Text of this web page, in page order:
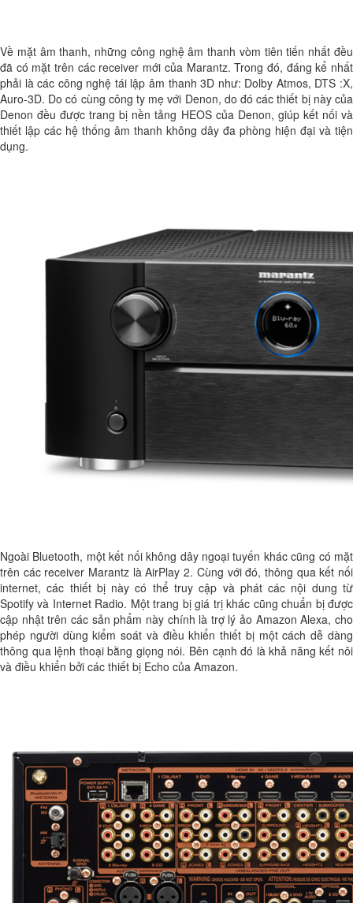
Về mặt âm thanh, những công nghệ âm thanh vòm tiên tiến nhất đều
đã có mặt trên các receiver mới của Marantz. Trong đó, đáng kể nhất
phải là các công nghệ tái lập âm thanh 3D như: Dolby Atmos, DTS :X,
Auro-3D. Do có cùng công ty mẹ với Denon, do đó các thiết bị này của
Denon đều được trang bị nền tảng HEOS của Denon, giúp kết nối và
thiết lập các hệ thống âm thanh không dây đa phòng hiện đại và tiện
dụng.
Ngoài Bluetooth, một kết nối không dây ngoại tuyến khác cũng có mặt
trên các receiver Marantz là AirPlay 2. Cùng với đó, thông qua kết nối
internet, các thiết bị này có thể truy cập và phát các nội dung từ
Spotify và Internet Radio. Một trang bị giá trị khác cũng chuẩn bị được
cập nhật trên các sản phẩm này chính là trợ lý ảo Amazon Alexa, cho
phép người dùng kiểm soát và điều khiển thiết bị một cách dễ dàng
thông qua lệnh thoại bằng giọng nói. Bên cạnh đó là khả năng kết nôi
và điều khiển bởi các thiết bị Echo của Amazon.